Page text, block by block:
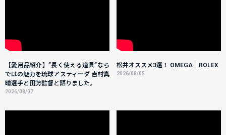
【愛用品紹介】”長く使える道具”なら
ではの魅力を琉球アスティーダ 吉村真
晴選手と田㔟監督と語りました。
2026/08/07
松井オススメ3選！ OMEGA｜ROLEX
2026/08/05